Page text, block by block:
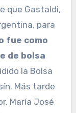
que Gastaldi,
para
fue como
de bolsa
la Bolsa
Más tarde
María José